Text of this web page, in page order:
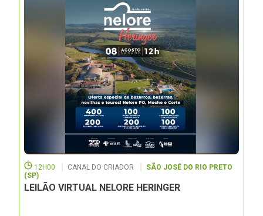
12H00 CANAL DO CRIADOR
SÃO JOSÉ DO RIO PRETO
(SP)
LEILÃO VIRTUAL NELORE HERINGER